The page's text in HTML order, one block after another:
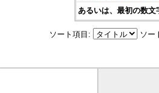
あるいは、最初の数
ソート項目: ソー